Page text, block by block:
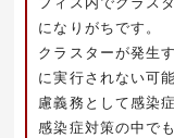
になりがちです。
クラスターが発生
に実行されない可
慮義務として感染
感染症対策の中で